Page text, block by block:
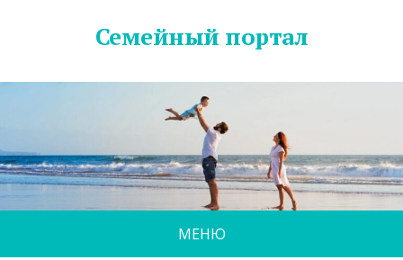
Семейный портал
МЕНЮ